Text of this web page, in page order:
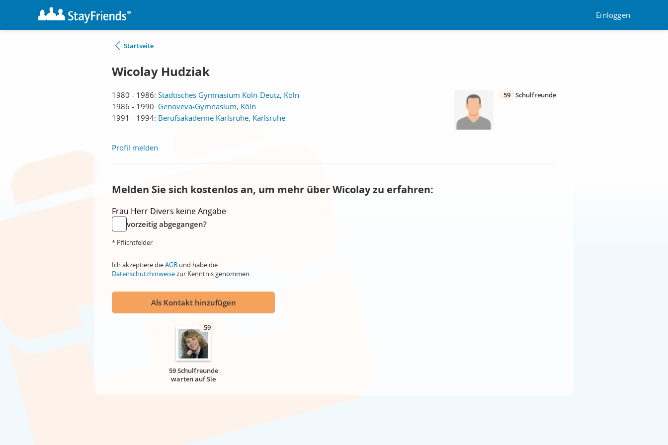
Einloggen
Startseite
Wicolay Hudziak
1980 - 1986: Städtisches Gymnasium Köln-Deutz, Köln
1986 - 1990: Genoveva-Gymnasium, Köln
1991 - 1994: Berufsakademie Karlsruhe, Karlsruhe
59 Schulfreunde
Profil melden
Melden Sie sich kostenlos an, um mehr über Wicolay zu erfahren:
Frau Herr Divers keine Angabe
vorzeitig abgegangen?
* Pflichtfelder
Ich akzeptiere dieAGB und habe die
Datenschutzhinweisezur Kenntnis genommen.
Als Kontakt hinzufügen
59
59 Schulfreunde
warten auf Sie